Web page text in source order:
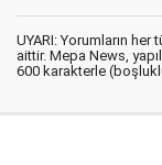
UYARI: Yorumların
aittir. Mepa News,
600 karakterle